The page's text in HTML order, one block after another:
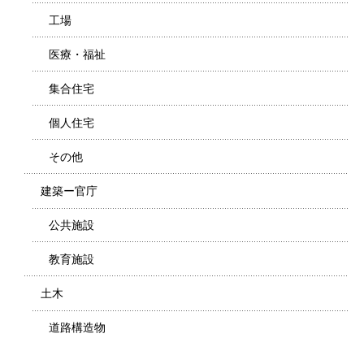
工場
医療・福祉
集合住宅
個人住宅
その他
建築ー官庁
公共施設
教育施設
土木
道路構造物